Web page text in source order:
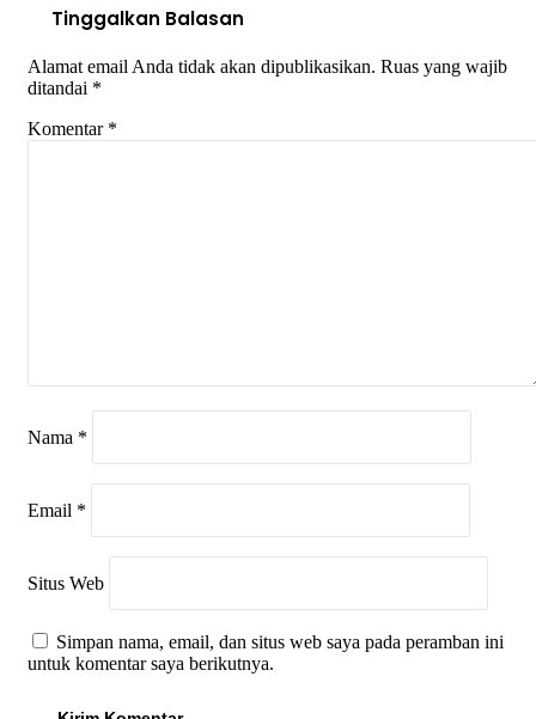
Tinggalkan Balasan
Alamat email Anda tidak akan dipublikasikan. Ruas yang wajib
ditandai *
Komentar *
Nama *
Email *
Situs Web
Simpan nama, email, dan situs web saya pada peramban ini
untuk komentar saya berikutnya.